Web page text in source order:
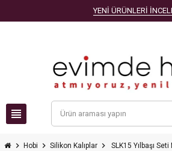
YENİ ÜRÜNLERİ
view_headline
chevron_right Hobi chevron_right Silikon Kalıplar chevron_right SLK15 Yılbaşı